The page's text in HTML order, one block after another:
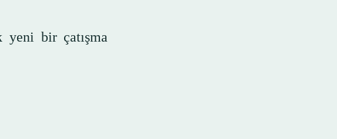
yeni bir çatışma